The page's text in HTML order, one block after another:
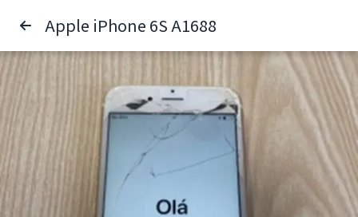
Apple iPhone 6S A1688